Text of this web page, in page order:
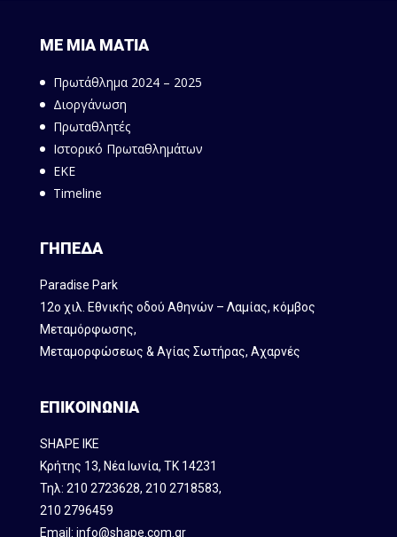
ΜΕ ΜΙΑ ΜΑΤΙΑ
Πρωτάθλημα 2024 – 2025
Διοργάνωση
Πρωταθλητές
Ιστορικό Πρωταθλημάτων
ΕΚΕ
Timeline
ΓΗΠΕΔΑ
Paradise Park
12ο χιλ. Εθνικής οδού Αθηνών – Λαμίας, κόμβος
Mεταμόρφωσης,
Μεταμορφώσεως & Αγίας Σωτήρας, Αχαρνές
ΕΠΙΚΟΙΝΩΝΙΑ
SHAPE IKE
Κρήτης 13, Νέα Ιωνία, ΤΚ 14231
Τηλ: 210 2723628, 210 2718583,
210 2796459
Email: info@shape.com.gr